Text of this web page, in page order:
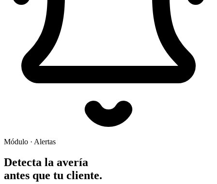
Módulo · Alertas
Detecta la avería
antes que tu cliente.